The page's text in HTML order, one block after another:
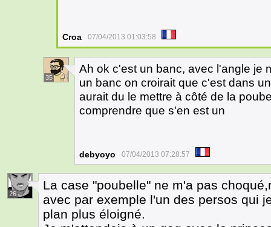
Croa 07/04/2013 01:03:58
35
Ah ok c'est un banc, avec l'angle je
un banc on croirait que c'est dans
aurait du le mettre à côté de la
comprendre que s'en est un
debyoyo 07/04/2013 07:28:57
26
La case "poubelle" ne m'a pas
avec par exemple l'un des persos qui
plan plus éloigné.